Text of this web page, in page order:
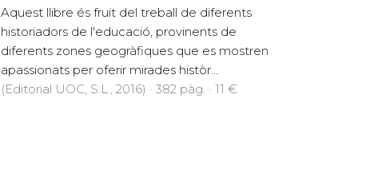
Aquest llibre és fruit del treball de diferents
historiadors de l'educació, provinents de
diferents zones geogràfiques que es mostren
apassionats per oferir mirades històr...
(Editorial UOC, S.L., 2016) · 382 pàg. · 11 €